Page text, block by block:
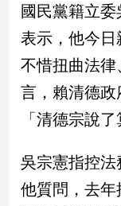
治
政
治
焦
點
民
調
國民黨籍立
表示，他今日
不惜扭曲法
言，賴清德
「清德宗說
吳宗憲指控法
他質問，去年